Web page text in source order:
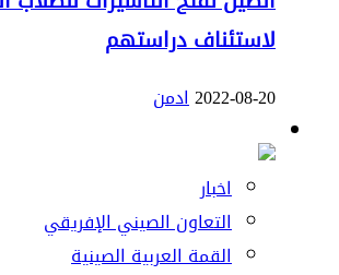
لاستئناف دراستهم
2022-08-20ادمن
اخبار
التعاون الصيني الإفريقي
القمة العربية الصينية